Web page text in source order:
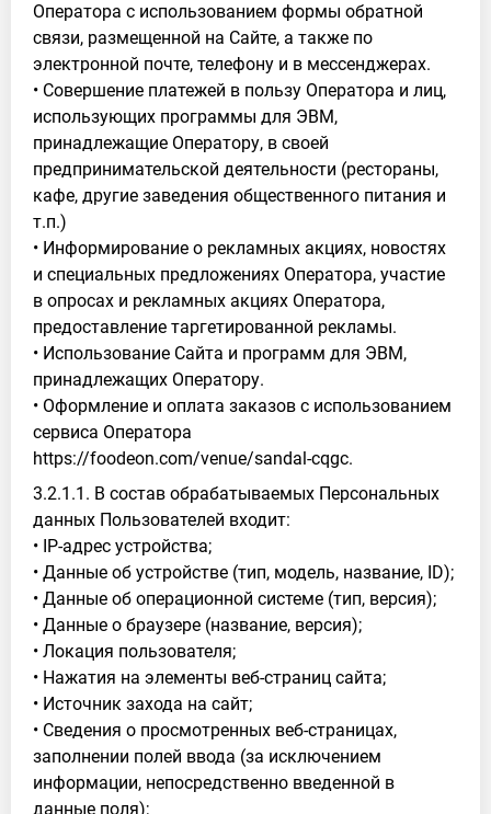
Оператора с использованием формы обратной
связи, размещенной на Сайте, а также по
электронной почте, телефону и в мессенджерах.
• Совершение платежей в пользу Оператора и лиц,
использующих программы для ЭВМ,
принадлежащие Оператору, в своей
предпринимательской деятельности (рестораны,
кафе, другие заведения общественного питания и
т.п.)
• Информирование о рекламных акциях, новостях
и специальных предложениях Оператора, участие
в опросах и рекламных акциях Оператора,
предоставление таргетированной рекламы.
• Использование Сайта и программ для ЭВМ,
принадлежащих Оператору.
• Оформление и оплата заказов с использованием
сервиса Оператора
https://foodeon.com/venue/sandal-cqgc.
3.2.1.1. В состав обрабатываемых Персональных
данных Пользователей входит:
• IP-адрес устройства;
• Данные об устройстве (тип, модель, название, ID);
• Данные об операционной системе (тип, версия);
• Данные о браузере (название, версия);
• Локация пользователя;
• Нажатия на элементы веб-страниц сайта;
• Источник захода на сайт;
• Сведения о просмотренных веб-страницах,
заполнении полей ввода (за исключением
информации, непосредственно введенной в
данные поля);